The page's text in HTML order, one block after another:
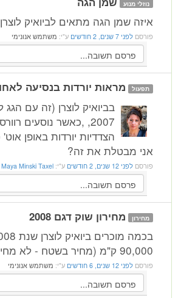
נוזלי מנוע
איזה שמן הגה מתאים לביואיק לוצרן
פורסם לפני 7 שנים, 2 חודשים ע"י: משתמש אנונימי
תפעול מראות יורדות בנסיעה
בביואיק לוצרן (זה עם
2007, ,כאשר נוסעים
הצדדיות יורדות באופן
אני מבטלת את זה?
פורסם לפני 12 שנים, 2 חודשים ע"י: Maya Minski Taxel
מחירון מחירון שוק דגם 2008
90,000 ק"מ (מחיר בשטח - לא מחירון)?
פורסם לפני 12 שנים, 6 חודשים ע"י: משתמש אנונימי